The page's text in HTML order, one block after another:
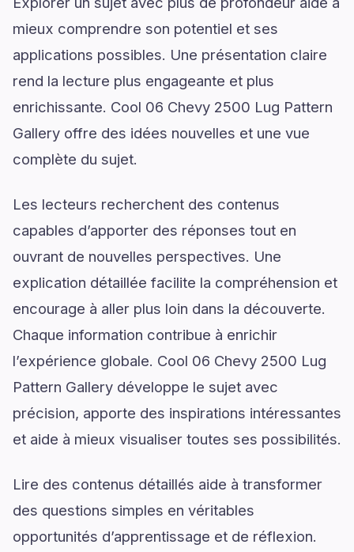
mieux comprendre son potentiel et ses
applications possibles. Une présentation claire
rend la lecture plus engageante et plus
enrichissante. Cool 06 Chevy 2500 Lug Pattern
Gallery offre des idées nouvelles et une vue
complète du sujet.
Les lecteurs recherchent des contenus
capables d’apporter des réponses tout en
ouvrant de nouvelles perspectives. Une
explication détaillée facilite la compréhension et
encourage à aller plus loin dans la découverte.
Chaque information contribue à enrichir
l’expérience globale. Cool 06 Chevy 2500 Lug
Pattern Gallery développe le sujet avec
précision, apporte des inspirations intéressantes
et aide à mieux visualiser toutes ses possibilités.
Lire des contenus détaillés aide à transformer
des questions simples en véritables
opportunités d’apprentissage et de réflexion.